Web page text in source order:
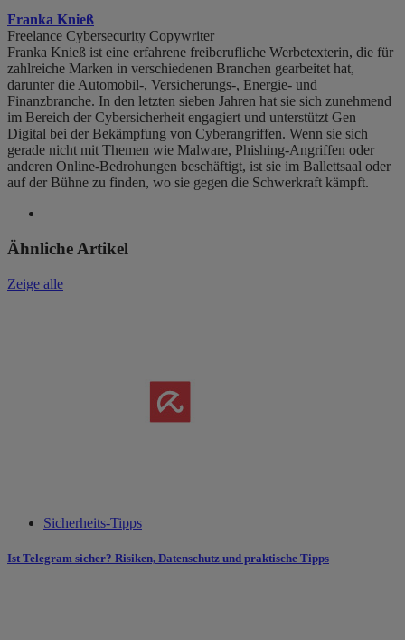
Franka Knieß
Freelance Cybersecurity Copywriter
Franka Knieß ist eine erfahrene freiberufliche Werbetexterin, die für
zahlreiche Marken in verschiedenen Branchen gearbeitet hat,
darunter die Automobil-, Versicherungs-, Energie- und
Finanzbranche. In den letzten sieben Jahren hat sie sich zunehmend
im Bereich der Cybersicherheit engagiert und unterstützt Gen
Digital bei der Bekämpfung von Cyberangriffen. Wenn sie sich
gerade nicht mit Themen wie Malware, Phishing-Angriffen oder
anderen Online-Bedrohungen beschäftigt, ist sie im Ballettsaal oder
auf der Bühne zu finden, wo sie gegen die Schwerkraft kämpft.
Ähnliche Artikel
Zeige alle
Sicherheits-Tipps
Ist Telegram sicher? Risiken, Datenschutz und praktische Tipps